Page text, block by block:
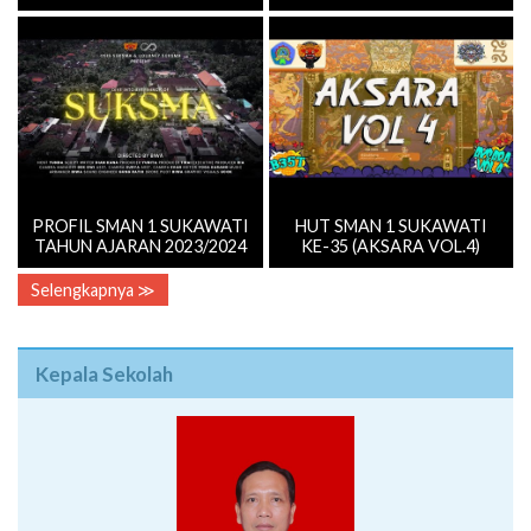
PROFIL SMAN 1 SUKAWATI
TAHUN AJARAN 2023/2024
HUT SMAN 1 SUKAWATI
KE-35 (AKSARA VOL.4)
Selengkapnya ≫
Kepala Sekolah